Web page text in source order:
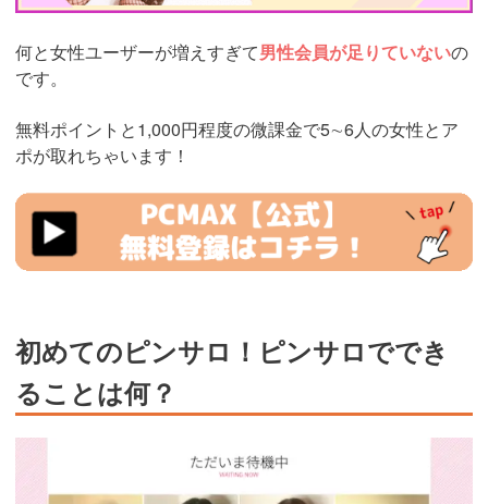
何と女性ユーザーが増えすぎて男性会員が足りていないの
です。
無料ポイントと1,000円程度の微課金で5∼6人の女性とア
ポが取れちゃいます！
https://pcmax.jp/lp/?
ad_id=rm327007
初めてのピンサロ！ピンサロででき
ることは何？